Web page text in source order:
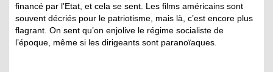
financé par l’Etat, et cela se sent. Les films américains sont
souvent décriés pour le patriotisme, mais là, c’est encore plus
flagrant. On sent qu’on enjolive le régime socialiste de
l’époque, même si les dirigeants sont paranoïaques.